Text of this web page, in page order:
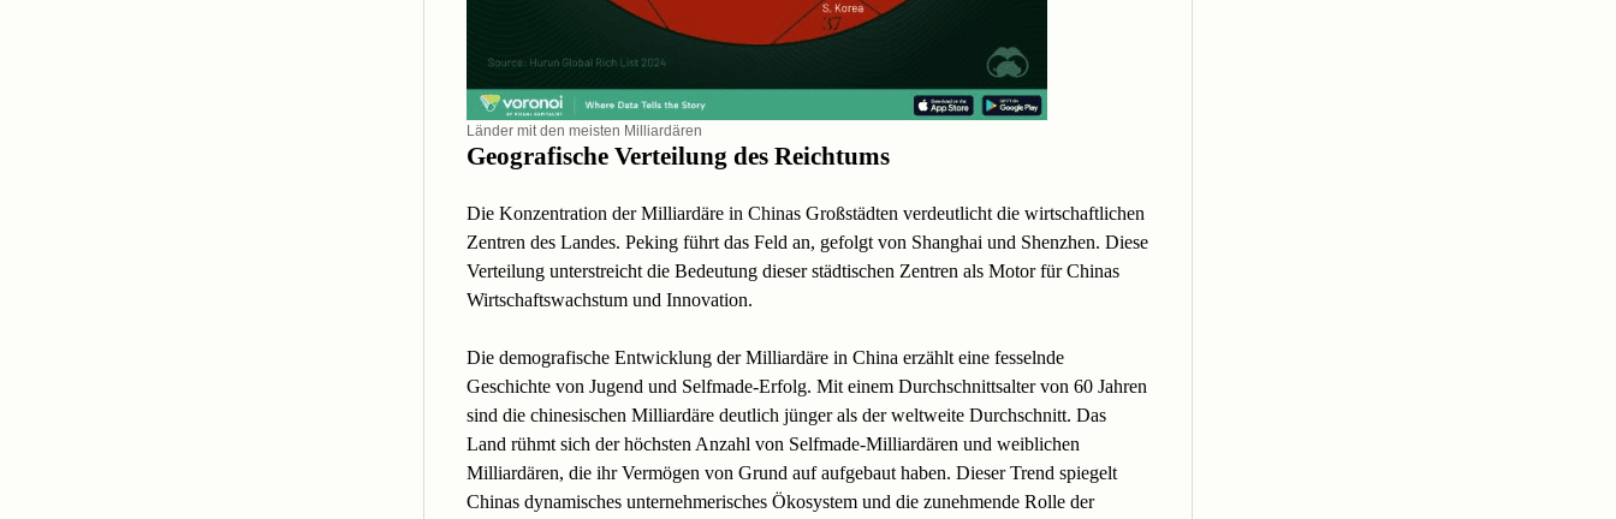
Länder mit den meisten Milliardären
Geografische Verteilung des Reichtums
Die Konzentration der Milliardäre in Chinas Großstädten verdeutlicht die wirtschaftlichen
Zentren des Landes. Peking führt das Feld an, gefolgt von Shanghai und Shenzhen. Diese
Verteilung unterstreicht die Bedeutung dieser städtischen Zentren als Motor für Chinas
Wirtschaftswachstum und Innovation.
Die demografische Entwicklung der Milliardäre in China erzählt eine fesselnde
Geschichte von Jugend und Selfmade-Erfolg. Mit einem Durchschnittsalter von 60 Jahren
sind die chinesischen Milliardäre deutlich jünger als der weltweite Durchschnitt. Das
Land rühmt sich der höchsten Anzahl von Selfmade-Milliardären und weiblichen
Milliardären, die ihr Vermögen von Grund auf aufgebaut haben. Dieser Trend spiegelt
Chinas dynamisches unternehmerisches Ökosystem und die zunehmende Rolle der